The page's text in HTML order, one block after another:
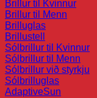
Brillur til Kvinnur
Brillur til Menn
Brilluglas
Brillustell
Sólbrillur til Kvinnur
Sólbrillur til Menn
Sólbrillur við styrkju
Sólbrilluglas
AdaptiveSun